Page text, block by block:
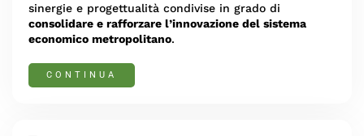
sinergie e progettualità condivise in grado di
consolidare e rafforzare l’innovazione del sistema
economico metropolitano.
CONTINUA